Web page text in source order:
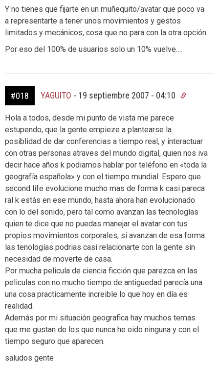
Y no tienes que fijarte en un muñequito/avatar que poco va
a representarte a tener unos movimientos y gestos
limitados y mecánicos, cosa que no para con la otra opción.
Por eso del 100% de usuarios solo un 10% vuelve….
#018 YAGUITO - 19 septiembre 2007 - 04:10
Hola a todos, desde mi punto de vista me parece
estupendo, que la gente empieze a plantearse la
posiblidad de dar conferencias a tiempo real, y interactuar
con otras personas atraves del mundo digital, quien nos iva
decir hace años k podiamos hablar por teléfono en «toda la
geografía española» y con el tiempo mundial. Espero que
second life evolucione mucho mas de forma k casi pareca
ral k estás en ese mundo, hasta ahora han evolucionado
con lo del sonido, pero tal como avanzan las tecnologías
quien te dice que no puedas manejar el avatar con tus
propios movimientos corporales, si avanzan de esa forma
las tenologías podrias casi relacionarte con la gente sin
necesidad de moverte de casa.
Por mucha pelicula de ciencia ficción que parezca en las
peliculas con no mucho tiempo de antiguedad parecía una
una cosa practicamente increible lo que hoy en día es
realidad.
Además por mi situación geografica hay muchos temas
que me gustan de los que nunca he oido ninguna y con el
tiempo seguro que aparecen.
saludos gente